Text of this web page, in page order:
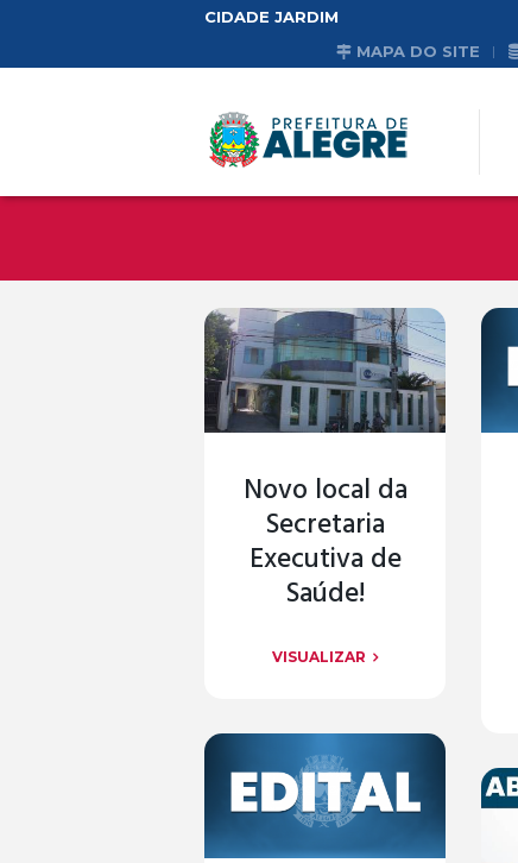
CIDADE JARDIM
MAPA DO SITE
Novo local da
Secretaria
Executiva de
Saúde!
VISUALIZAR